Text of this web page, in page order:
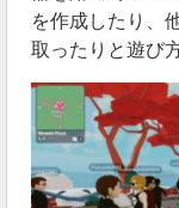
を作成したり、
取ったりと遊び